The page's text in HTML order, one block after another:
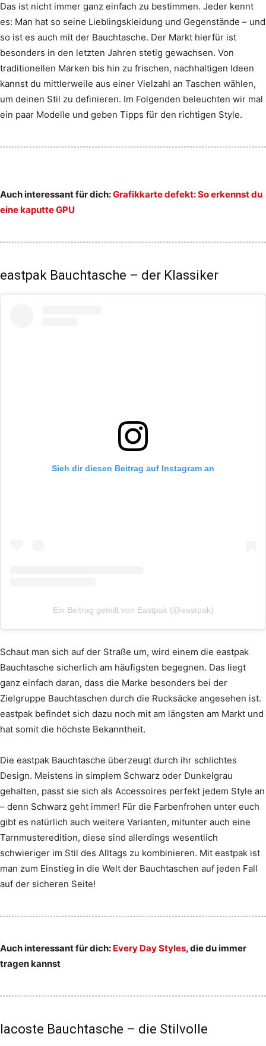
Das ist nicht immer ganz einfach zu bestimmen. Jeder kennt
es: Man hat so seine Lieblingskleidung und Gegenstände – und
so ist es auch mit der Bauchtasche. Der Markt hierfür ist
besonders in den letzten Jahren stetig gewachsen. Von
traditionellen Marken bis hin zu frischen, nachhaltigen Ideen
kannst du mittlerweile aus einer Vielzahl an Taschen wählen,
um deinen Stil zu definieren. Im Folgenden beleuchten wir mal
ein paar Modelle und geben Tipps für den richtigen Style.
Auch interessant für dich:Grafikkarte defekt: So erkennst du
eine kaputte GPU
eastpak Bauchtasche – der Klassiker
Sieh dir diesen Beitrag auf Instagram an
Ein Beitrag geteilt von Eastpak (@eastpak)
Schaut man sich auf der Straße um, wird einem die eastpak
Bauchtasche sicherlich am häufigsten begegnen. Das liegt
ganz einfach daran, dass die Marke besonders bei der
Zielgruppe Bauchtaschen durch die Rucksäcke angesehen ist.
eastpak befindet sich dazu noch mit am längsten am Markt und
hat somit die höchste Bekanntheit.
Die eastpak Bauchtasche überzeugt durch ihr schlichtes
Design. Meistens in simplem Schwarz oder Dunkelgrau
gehalten, passt sie sich als Accessoires perfekt jedem Style an
– denn Schwarz geht immer! Für die Farbenfrohen unter euch
gibt es natürlich auch weitere Varianten, mitunter auch eine
Tarnmusteredition, diese sind allerdings wesentlich
schwieriger im Stil des Alltags zu kombinieren. Mit eastpak ist
man zum Einstieg in die Welt der Bauchtaschen auf jeden Fall
auf der sicheren Seite!
Auch interessant für dich: Every Day Styles, die du immer
tragen kannst
lacoste Bauchtasche – die Stilvolle